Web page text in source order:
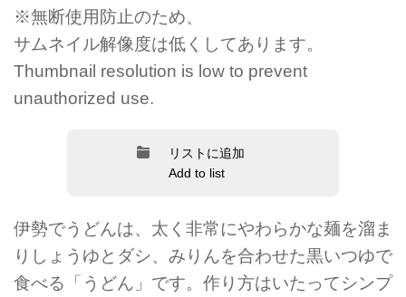
※無断使用防止のため、
サムネイル解像度は低くしてあります。
Thumbnail resolution is low to prevent
unauthorized use.
リストに追加
Add to list
伊勢でうどんは、太く非常にやわらかな麺を溜ま
りしょうゆとダシ、みりんを合わせた黒いつゆで
食べる「うどん」です。作り方はいたってシンプ